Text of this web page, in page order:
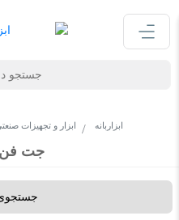
ابزاربانه ابزار و تجهیزات
جت فن